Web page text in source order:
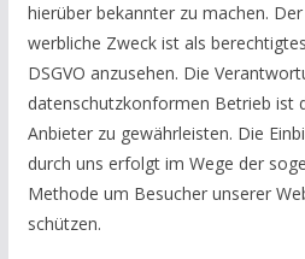
hierüber bekannter zu machen.
werbliche Zweck ist als
DSGVO anzusehen. Die
datenschutzkonformen Betrieb ist
Anbieter zu gewährleisten. Die
durch uns erfolgt im Wege der
Methode um Besucher unserer
schützen.